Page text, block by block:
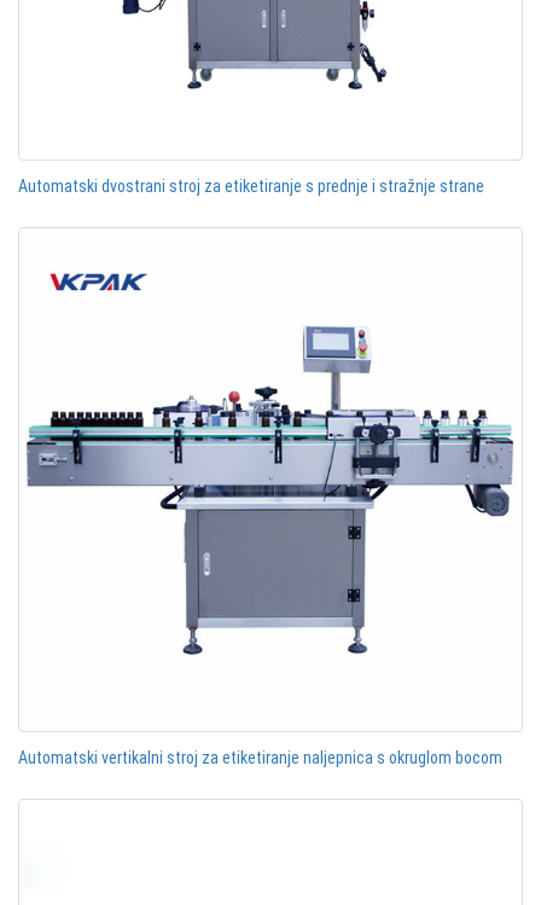
Automatski dvostrani stroj za etiketiranje s prednje i stražnje strane
Automatski vertikalni stroj za etiketiranje naljepnica s okruglom bocom